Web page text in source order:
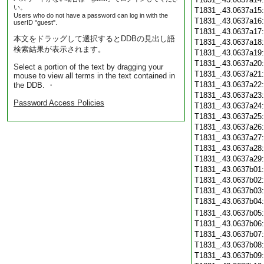
い。
Users who do not have a password can log in with the
userID "guest".
本文をドラッグして選択するとDDBの見出し語
検索結果が表示されます。
Select a portion of the text by dragging your
mouse to view all terms in the text contained in
the DDB. ・
Password Access Policies